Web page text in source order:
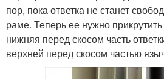
пор, пока ответка не станет
раме. Теперь ее нужно
нижняя перед скосом часть
верхней перед скосом частью